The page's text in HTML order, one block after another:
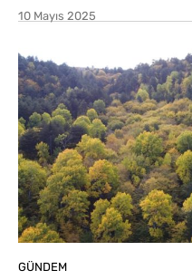
10 Mayıs 2025
GÜNDEM